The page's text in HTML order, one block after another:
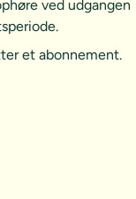
ved udgangen
et abonnement.